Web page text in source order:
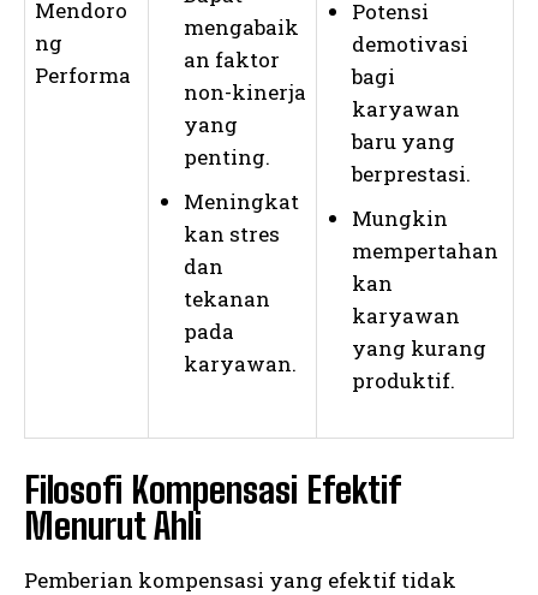
Mendoro
ng
Performa
mengabaik
an faktor
non-kinerja
yang
penting.
Meningkat
kan stres
dan
tekanan
pada
karyawan.
Potensi
demotivasi
bagi
karyawan
baru yang
berprestasi.
Mungkin
mempertahan
kan
karyawan
yang kurang
produktif.
Filosofi Kompensasi Efektif
Menurut Ahli
Pemberian kompensasi yang efektif tidak